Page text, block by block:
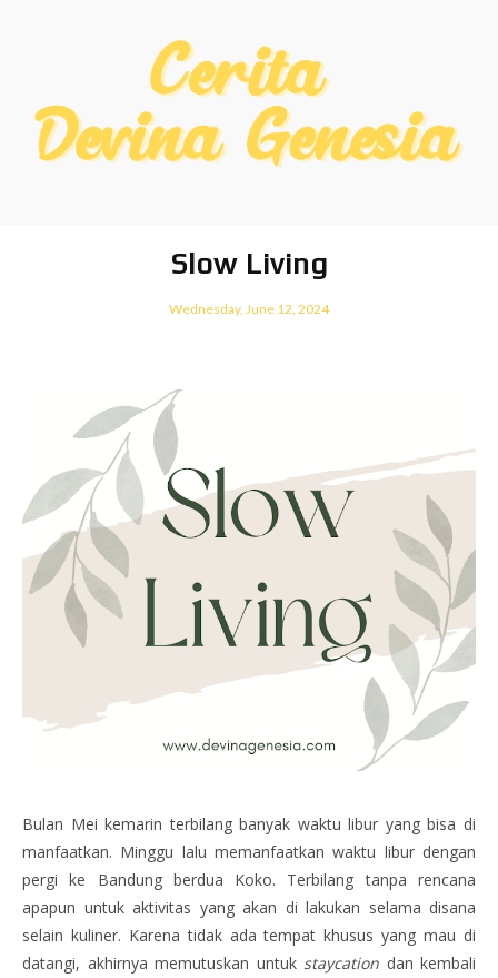
Slow Living
Wednesday, June 12, 2024
Bulan Mei kemarin terbilang banyak waktu libur yang bisa di
manfaatkan. Minggu lalu memanfaatkan waktu libur dengan
pergi ke Bandung berdua Koko. Terbilang tanpa rencana
apapun untuk aktivitas yang akan di lakukan selama disana
selain kuliner. Karena tidak ada tempat khusus yang mau di
datangi, akhirnya memutuskan untuk staycation dan kembali